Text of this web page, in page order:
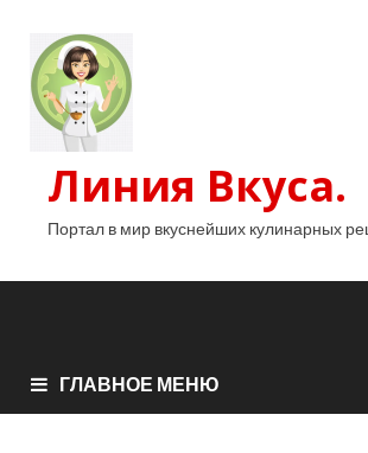
Линия Вкуса.
Портал в мир вкуснейших кулинарных
ГЛАВНОЕ МЕНЮ